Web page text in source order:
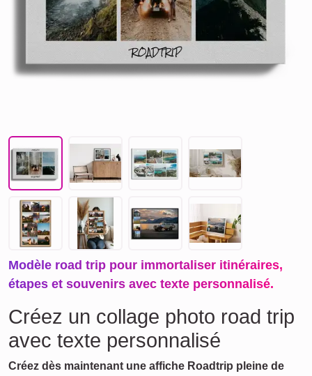
Modèle road trip pour immortaliser itinéraires,
étapes et souvenirs avec texte personnalisé.
Créez un collage photo road trip
avec texte personnalisé
Créez dès maintenant une affiche Roadtrip pleine de